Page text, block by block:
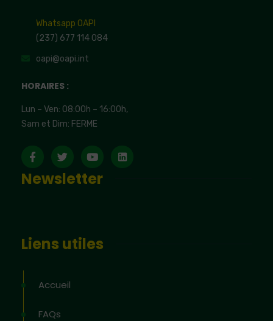
Whatsapp OAPI
(237) 677 114 084
oapi@oapi.int
HORAIRES :
Lun – Ven: 08:00h – 16:00h,
Sam et Dim: FERME
Newsletter
Liens utiles
Accueil
FAQs